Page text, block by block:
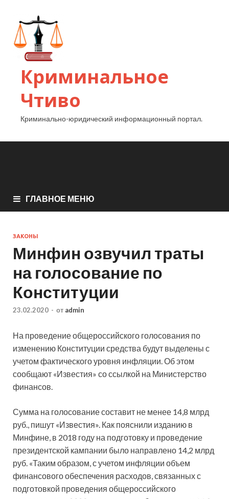
Криминальное
Чтиво
Криминально-юридический информационный портал.
ГЛАВНОЕ МЕНЮ
ЗАКОНЫ
Минфин озвучил траты
на голосование по
Конституции
23.02.2020 - от admin
На проведение общероссийского голосования по
изменению Конституции средства будут выделены с
учетом фактического уровня инфляции. Об этом
сообщают «Известия» со ссылкой на Министерство
финансов.
Сумма на голосование составит не менее 14,8 млрд
руб., пишут «Известия». Как пояснили изданию в
Минфине, в 2018 году на подготовку и проведение
президентской кампании было направлено 14,2 млрд
руб. «Таким образом, с учетом инфляции объем
финансового обеспечения расходов, связанных с
подготовкой проведения общероссийского